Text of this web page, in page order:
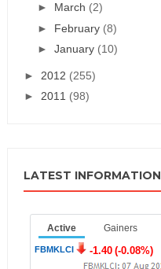
► March (2)
► February (8)
► January (10)
► 2012 (255)
► 2011 (98)
LATEST INFORMATION